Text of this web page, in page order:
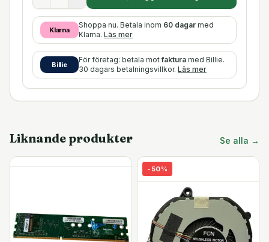
Klarna
Shoppa nu. Betala inom 60 dagar med
Klarna. Läs mer
Billie
För företag: betala motfaktura med Billie.
30 dagars betalningsvillkor. Läs mer
Liknande produkter Se alla →
- 50%